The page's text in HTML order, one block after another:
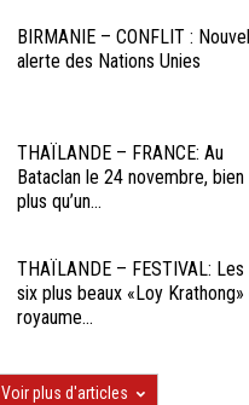
BIRMANIE – CONFLIT :
alerte des Nations Unies
THAÏLANDE – FRANCE: Au
Bataclan le 24 novembre, bien
plus qu’un...
THAÏLANDE – FESTIVAL: Les
six plus beaux «Loy Krathong»
royaume...
Voir plus d'articles